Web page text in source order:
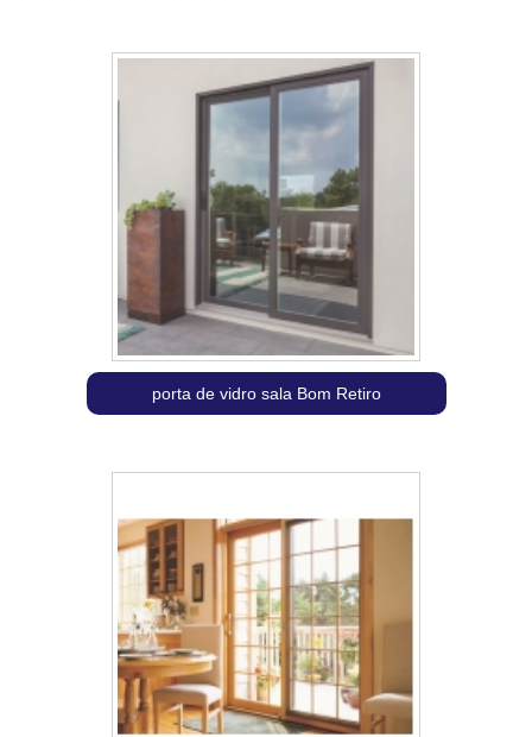
porta de vidro sala Bom Retiro